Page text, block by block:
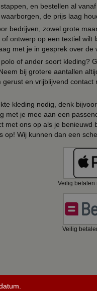
en bestellen al
de prijs laag
bedrijven, zowel grote
ontwerp op een textiel wilt
met je in gesprek over de
of ander soort kleding?
bij grotere aantallen
en vrijblijvend
kleding nodig, denk
met je mee aan een
met ons op als je benieuwd
Wij kunnen dan een
Veilig betalen
Veilig